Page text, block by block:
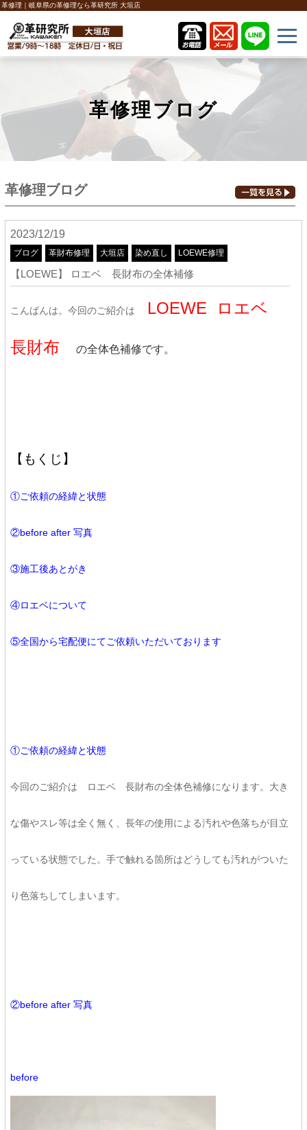
革修理｜岐阜県の革修理なら革研究所 大垣店
革修理ブログ
革修理ブログ
2023/12/19
ブログ 革財布修理 大垣店 染め直し LOEWE修理
【LOEWE】 ロエベ 長財布の全体補修
こんばんは。今回のご紹介は LOEWE ロエベ
長財布 の全体色補修です。
【もくじ】
①ご依頼の経緯と状態
②before after 写真
③施工後あとがき
④ロエベについて
⑤全国から宅配便にてご依頼いただいております
①ご依頼の経緯と状態
今回のご紹介は ロエベ 長財布の全体色補修になります。大き
な傷やスレ等は全く無く、長年の使用による汚れや色落ちが目立
っている状態でした。手で触れる箇所はどうしても汚れがついた
り色落ちしてしまいます。
②before after 写真
before